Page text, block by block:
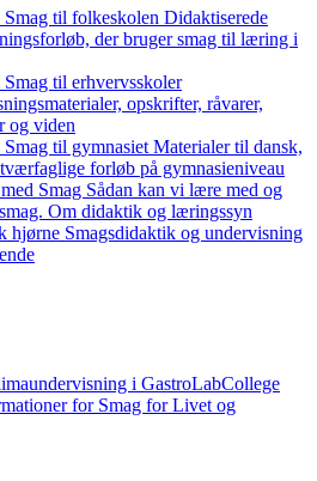
Smag til folkeskolen Didaktiserede
der bruger smag til læring i
Smag til erhvervsskoler
opskrifter, råvarer,
og viden
Smag til gymnasiet Materialer til dansk,
forløb på gymnasieniveau
Smag Sådan kan vi lære med og
Om didaktik og læringssyn
hjørne Smagsdidaktik og undervisning
i GastroLabCollege
for Smag for Livet og